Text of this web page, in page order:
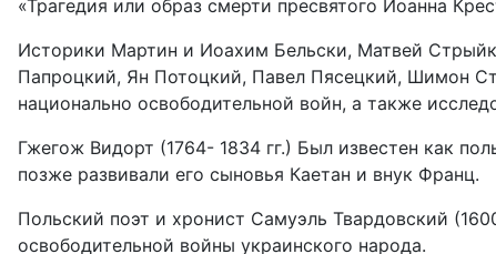
«Трагедия или образ смерти пресвятого Иоанна
Историки Мартин и Иоахим Бельски, Матвей
Папроцкий, Ян Потоцкий, Павел Пясецкий, Шимон
национально освободительной войн, а также
Гжегож Видорт (1764- 1834 гг.) Был известен как
позже развивали его сыновья Каетан и внук Франц.
Польский поэт и хронист Самуэль Твардовский
освободительной войны украинского народа.